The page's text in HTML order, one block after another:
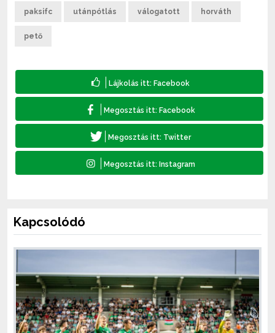
paksifc utánpótlás válogatott horváth
pető
Kapcsolódó